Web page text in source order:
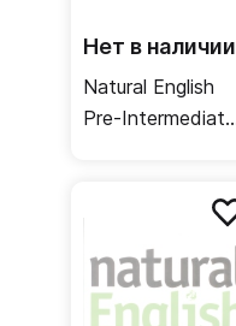
Нет в наличии
Natural English
Pre-Intermediate